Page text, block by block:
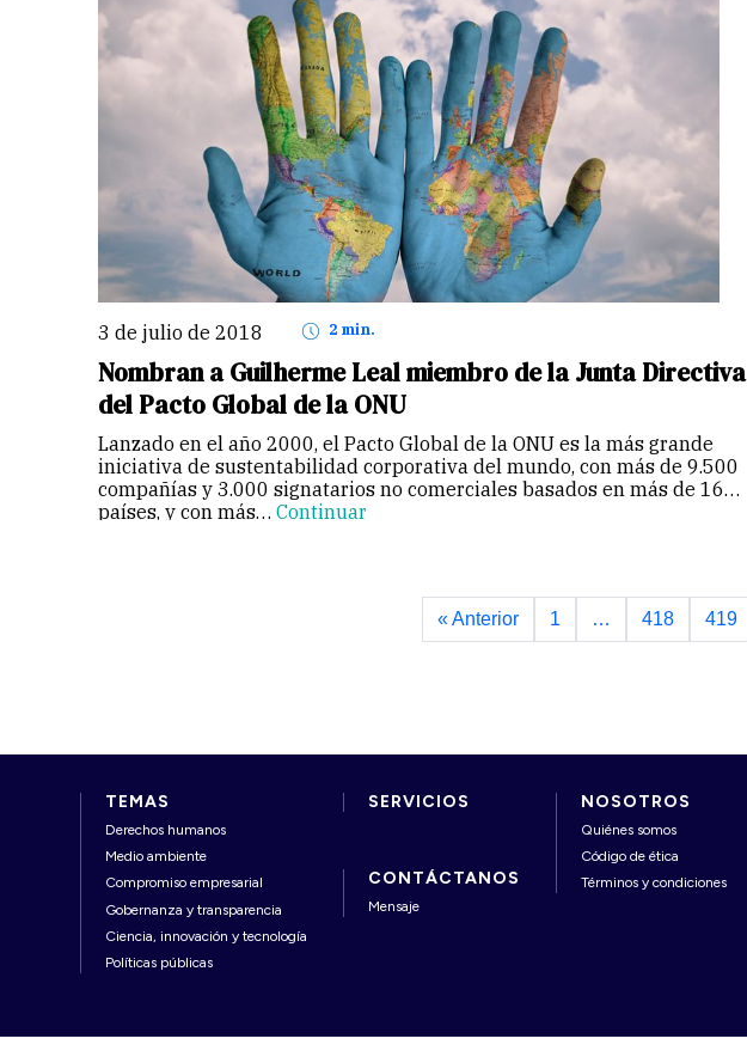
3 de julio de 2018 2 min.
Nombran a Guilherme Leal miembro de la Junta Directiva
del Pacto Global de la ONU
Lanzado en el año 2000, el Pacto Global de la ONU es la más grande
iniciativa de sustentabilidad corporativa del mundo, con más de 9.500
compañías y 3.000 signatarios no comerciales basados en más de 160
países, y con más… Continuar
« Anterior 1 … 418 419
TEMAS
Derechos humanos
Medio ambiente
Compromiso empresarial
Gobernanza y transparencia
Ciencia, innovación y tecnología
Políticas públicas
SERVICIOS
CONTÁCTANOS
Mensaje
NOSOTROS
Quiénes somos
Código de ética
Términos y condiciones